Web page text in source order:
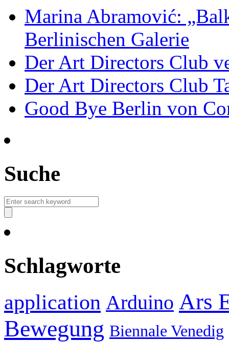
Marina Abramović:
Berlinischen Galerie
Der Art Directors Club
Der Art Directors Club
Good Bye Berlin von
Suche
Schlagworte
application Arduino Ars
Bewegung Biennale Venedig